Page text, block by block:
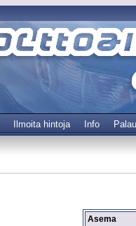
Ilmoita hintoja Info
Asema